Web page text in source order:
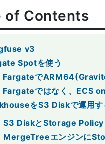
of Contents
v3
Spotを使う
Fargateで
Fargateではなく、ECS
をS3 Diskで運用す
S3 DiskとStorage Policy
MergeTreeエンジンに